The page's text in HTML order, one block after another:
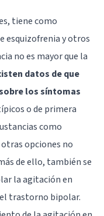
tiene como
esquizofrenia y otros
no es mayor que la
datos de que
los síntomas
o de primera
como
opciones no
de ello, también se
la agitación en
trastorno bipolar.